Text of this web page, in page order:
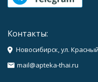
Контакты:
Новосибирск, ул.
mail@apteka-thai.ru